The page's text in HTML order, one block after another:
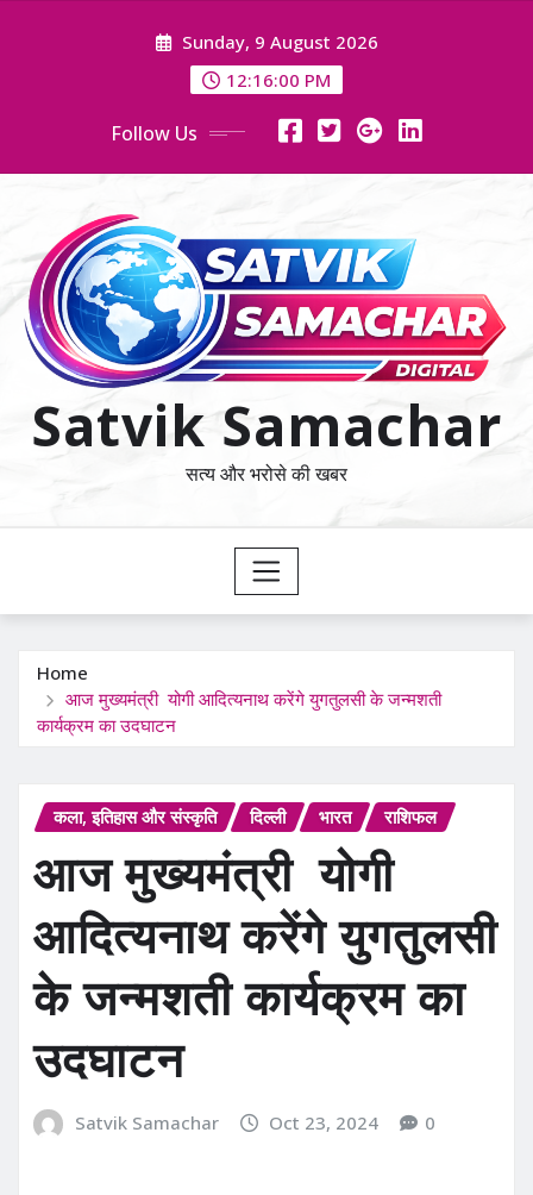
Sunday, 9 August 2026
12:16:01 PM
Follow Us
Satvik Samachar
सत्य और भरोसे की खबर
Home
आज मुख्यमंत्री योगी आदित्यनाथ करेंगे युगतुलसी के जन्मशती
कार्यक्रम का उदघाटन
कला, इतिहास और संस्कृति दिल्ली भारत राशिफल
आज मुख्यमंत्री योगी
आदित्यनाथ करेंगे युगतुलसी
के जन्मशती कार्यक्रम का
उदघाटन
Satvik Samachar Oct 23, 2024 0